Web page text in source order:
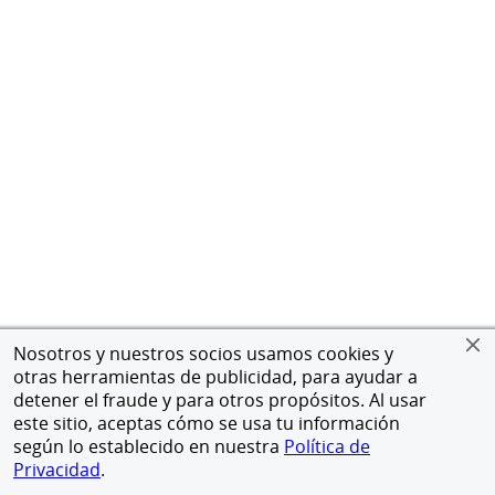
Nosotros y nuestros socios usamos cookies y
otras herramientas de publicidad, para ayudar a
detener el fraude y para otros propósitos. Al usar
este sitio, aceptas cómo se usa tu información
según lo establecido en nuestra Política de
Privacidad.